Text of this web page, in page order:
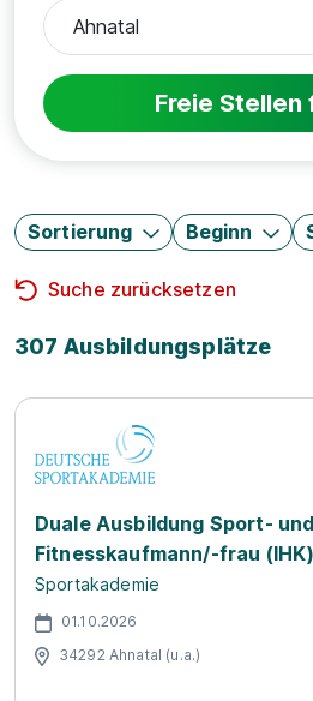
Freie Stellen
Sortierung Beginn
Suche zurücksetzen
307 Ausbildungsplätze
Duale Ausbildung Sport- und
Fitnesskaufmann/-frau
Sportakademie
01.10.2026
34292 Ahnatal (u.a.)